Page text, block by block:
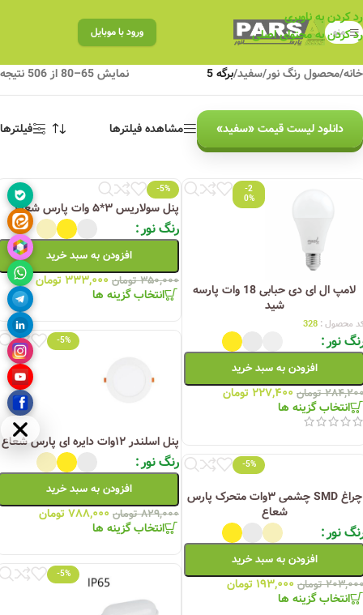
رد کردن به ناوبری
رد کردن به محتوای اصلی
منو ورود با موبایل
خانه/محصول رنگ نور/سفید/برگه 5 نمایش 65–80 از 506 نتیجه
دانلود لیست قیمت «سفید» مشاهده فیلترها فیلترها
-2
0%
لامپ ال ای دی حبابی 18 وات پارسه
شید
محصول : 328
نور
افزودن به سبد خرید
تومان ۲۲۷,۴۰۰ تومان
انتخاب گزینه ها
-5%
پنل سولاریس ۳*۵ وات پارس شعاع
رنگ نور
افزودن به سبد خرید
۳۵۰,۰۰۰ تومان ۳۳۳,۰۰۰ تومان
انتخاب گزینه ها
-5%
پنل اسلندر ۱۲وات دایره ای پارس شعاع
رنگ نور
افزودن به سبد خرید
۸۲۹,۰۰۰ تومان ۷۸۸,۰۰۰تومان
انتخاب گزینه ها
-5%
چراغ SMD چشمی ۳وات متحرک پارس
شعاع
نور
افزودن به سبد خرید
تومان ۱۹۳,۰۰۰ تومان
انتخاب گزینه ها
-5%